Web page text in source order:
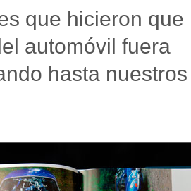
que hicieron que
automóvil fuera
hasta nuestros